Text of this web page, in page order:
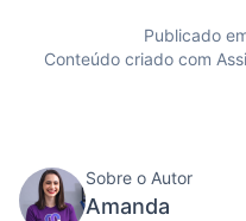
Publicado
Conteúdo criado com
Sobre o Autor
Amanda